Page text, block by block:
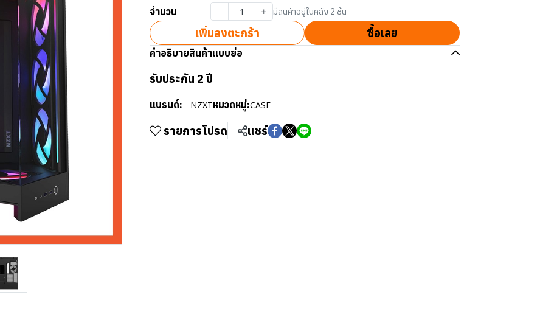
จำนวน มีสินค้าอยู่ในคลัง 2 ชิ้น
เพิ่มลงตะกร้า ซื้อเลย
คำอธิบายสินค้าแบบย่อ
รับประกัน 2 ปี
แบรนด์: NZXTหมวดหมู่:CASE
รายการโปรด แชร์